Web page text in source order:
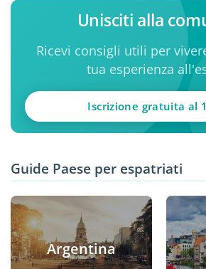
Unisciti alla
Ricevi consigli utili per
tua esperienza
Iscrizione gratuita al
Guide Paese per espatriati
Argentina